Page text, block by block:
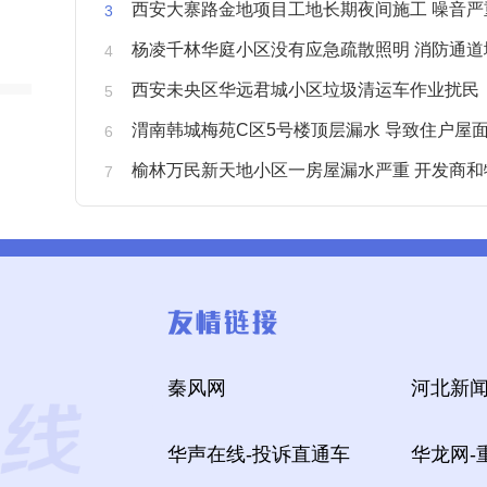
西安大寨路金地项目工地长期夜间施工 噪音严重
杨凌千林华庭小区没有应急疏散照明 消防通
西安未央区华远君城小区垃圾清运车作业扰民
渭南韩城梅苑C区5号楼顶层漏水 导致住户屋面被
榆林万民新天地小区一房屋漏水严重 开发商和物业不予
秦风网 河北新
华声在线-投诉直通车 华龙网-